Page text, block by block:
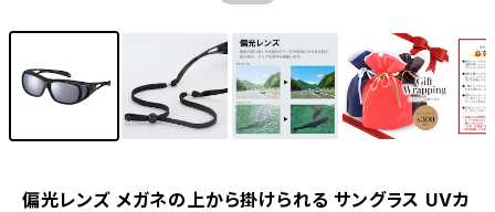
偏光レンズ メガネの上から掛けられる サングラス UVカ